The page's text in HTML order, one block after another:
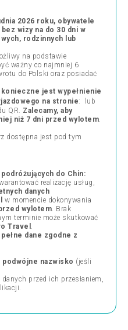
2026 roku, obywatele
wizy na do 30 dni w
rodzinnych lub
na podstawie
ważny co najmniej 6
do Polski oraz posiadać
jest wypełnienie
na stronie:
lub
QR. Zalecamy, aby
niż 7 dni przed wylotem.
dostępna jest pod tym
do Chin:
realizację usług,
danych
w momencie dokonywania
wylotem. Brak
terminie może skutkować
Travel .
pełne dane zgodne z
podwójne nazwisko (jeśli
przed ich przesłaniem,